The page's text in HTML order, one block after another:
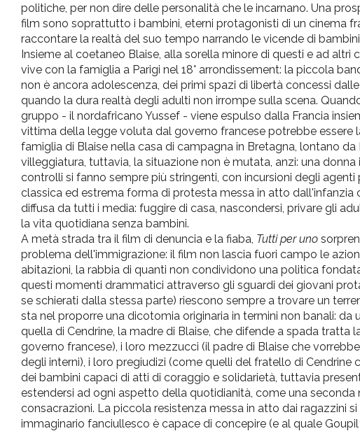
politiche, per non dire delle personalità che le incarnano. Una
film sono soprattutto i bambini, eterni protagonisti di un cinema
raccontare la realtà del suo tempo narrando le vicende di
Insieme al coetaneo Blaise, alla sorella minore di questi e ad altri
vive con la famiglia a Parigi nel 18° arrondissement: la piccola
non è ancora adolescenza, dei primi spazi di libertà concessi
quando la dura realtà degli adulti non irrompe sulla scena.
gruppo - il nordafricano Yussef - viene espulso dalla Francia
vittima della legge voluta dal governo francese potrebbe essere
famiglia di Blaise nella casa di campagna in Bretagna, lontano da
villeggiatura, tuttavia, la situazione non è mutata, anzi: una donna
controlli si fanno sempre più stringenti, con incursioni degli agenti
classica ed estrema forma di protesta messa in atto dall'infanzia
diffusa da tutti i media: fuggire di casa, nascondersi, privare gli
la vita quotidiana senza bambini.
A metà strada tra il film di denuncia e la fiaba, Tutti peruno
problema dell'immigrazione: il film non lascia fuori campo le
abitazioni, la rabbia di quanti non condividono una politica
questi momenti drammatici attraverso gli sguardi dei giovani
se schierati dalla stessa parte) riescono sempre a trovare un
sta nel proporre una dicotomia originaria in termini non banali: da
quella di Cendrine, la madre di Blaise, che difende a spada tratta
governo francese), i loro mezzucci (il padre di Blaise che
degli interni), i loro pregiudizi (come quelli del fratello di Cendrine
dei bambini capaci di atti di coraggio e solidarietà, tuttavia
estendersi ad ogni aspetto della quotidianità, come una seconda
consacrazioni. La piccola resistenza messa in atto dai ragazzini
immaginario fanciullesco è capace di concepire (e al quale Goupil